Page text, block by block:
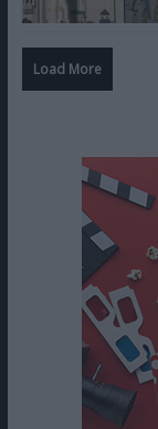
Load More